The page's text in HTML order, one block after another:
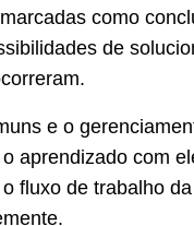
como
de
e o
aprendizado com
fluxo de trabalho